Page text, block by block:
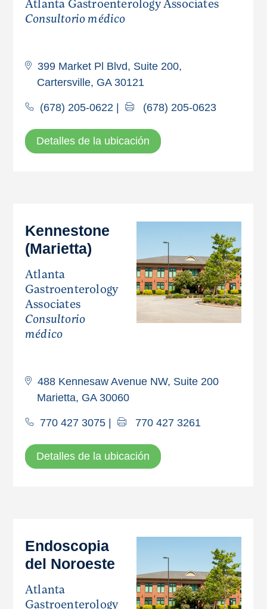
Atlanta Gastroenterology Associates
Consultorio médico
399 Market Pl Blvd, Suite 200,
Cartersville, GA 30121
(678) 205-0622 (678) 205-0623
Detalles de la ubicación
Kennestone
(Marietta)
Atlanta
Gastroenterology
Associates
Consultorio
médico
488 Kennesaw Avenue NW, Suite 200
Marietta, GA 30060
770 427 3075 770 427 3261
Detalles de la ubicación
Endoscopia
del Noroeste
Atlanta
Gastroenterology